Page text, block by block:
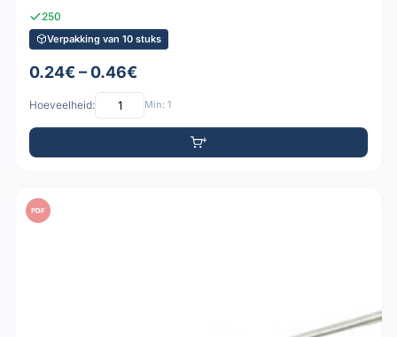
250
Verpakking van 10 stuks
0.24€ – 0.46€
Hoeveelheid: Min: 1
PDF